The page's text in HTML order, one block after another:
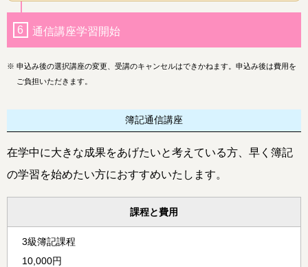
6 通信講座学習開始
※ 申込み後の選択講座の変更、受講のキャンセルはできかねます。申込み後は費用を
ご負担いただきます。
簿記通信講座
在学中に大きな成果をあげたいと考えている方、早く簿記
の学習を始めたい方におすすめいたします。
課程と費用
3級簿記課程
10,000円